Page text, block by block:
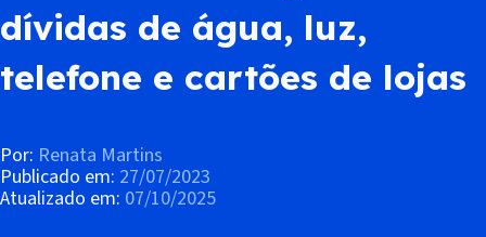
dívidas de água, luz,
telefone e cartões de lojas
Por: Renata Martins
Publicado em: 27/07/2023
Atualizado em: 07/10/2025